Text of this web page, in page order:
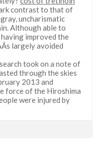
contrast to that of
uncharismatic
Although able to
improved the
largely avoided
took on a note of
through the skies
2013 and
force of the Hiroshima
were injured by